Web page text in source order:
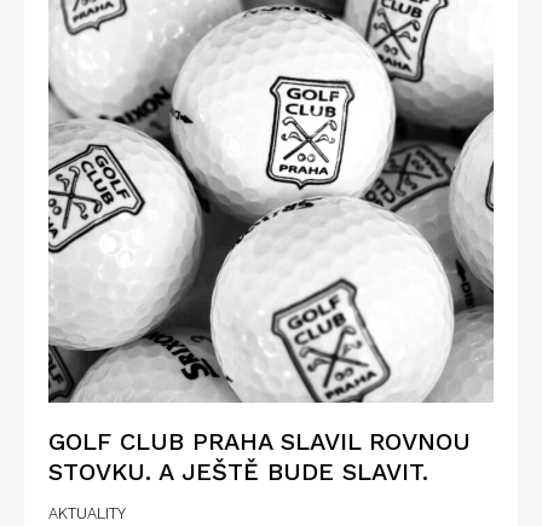
GOLF CLUB PRAHA SLAVIL ROVNOU
STOVKU. A JEŠTĚ BUDE SLAVIT.
AKTUALITY